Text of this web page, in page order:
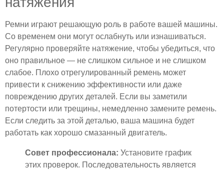
Ремни играют решающую роль в работе вашей машины.
Со временем они могут ослабнуть или изнашиваться.
Регулярно проверяйте натяжение, чтобы убедиться, что
оно правильное — не слишком сильное и не слишком
слабое. Плохо отрегулированный ремень может
привести к снижению эффективности или даже
повреждению других деталей. Если вы заметили
потертости или трещины, немедленно замените ремень.
Если следить за этой деталью, ваша машина будет
работать как хорошо смазанный двигатель.
Совет профессионала: Установите график
этих проверок. Последовательность является